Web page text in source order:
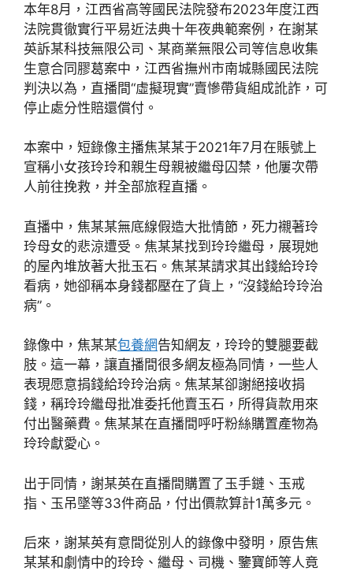
本年8月，江西省高等國民法院發布2023年度江西
法院貫徹實行平易近法典十年夜典範案例，在謝某
英訴某科技無限公司、某商業無限公司等信息收集
生意合同膠葛案中，江西省撫州市南城縣國民法院
判決以為，直播間“虛擬現實”賣慘帶貨組成訛詐，可
停止處分性賠還償付。
本案中，短錄像主播焦某某于2021年7月在賬號上
宣稱小女孩玲玲和親生母親被繼母囚禁，他屢次帶
人前往挽救，并全部旅程直播。
直播中，焦某某無底線假造大批情節，死力襯著玲
玲母女的悲涼遭受。焦某某找到玲玲繼母，展現她
的屋內堆放著大批玉石。焦某某請求其出錢給玲玲
看病，她卻稱本身錢都壓在了貨上，“沒錢給玲玲治
病”。
錄像中，焦某某包養網告知網友，玲玲的雙腿要截
肢。這一幕，讓直播間很多網友極為同情，一些人
表現愿意捐錢給玲玲治病。焦某某卻謝絕接收捐
錢，稱玲玲繼母批准委托他賣玉石，所得貨款用來
付出醫藥費。焦某某在直播間呼吁粉絲購置產物為
玲玲獻愛心。
出于同情，謝某英在直播間購置了玉手鏈、玉戒
指、玉吊墜等33件商品，付出價款算計1萬多元。
后來，謝某英有意間從別人的錄像中發明，原告焦
某某和劇情中的玲玲、繼母、司機、鑒寶師等人竟